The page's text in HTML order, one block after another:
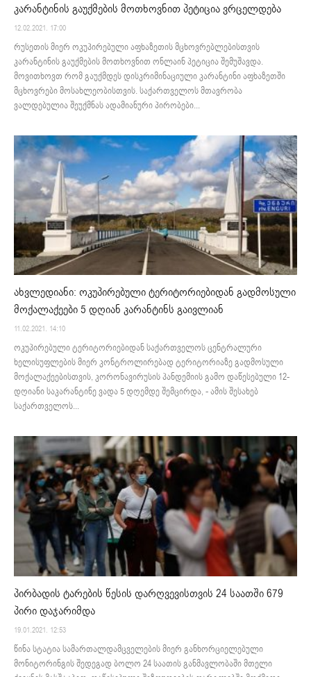
კარანტინის გაუქმების მოთხოვნით პეტიცია ვრცელდება
12.02.2021. 17:00
რუსეთის მიერ ოკუპირებული აფხაზეთის მცხოვრებლებისთვის
კარანტინის გაუქმების მოთხოვნით ონლაინ პეტიცია შემუშავდა.
მოვითხოვთ რომ გაუქმდეს დისკრიმინაციული კარანტინი აფხაზეთში
მცხოვრები მოსახლეობისთვის. საქართველოს მთავრობა
ვალდებულია შეუქმნას ადამიანური პირობები...
ახვლედიანი: ოკუპირებული ტერიტორიებიდან გადმოსული
მოქალაქეები 5 დღიან კარანტინს გაივლიან
11.02.2021. 14:10
ოკუპირებული ტერიტორიებიდან საქართველოს ცენტრალური
ხელისუფლების მიერ კონტროლირებად ტერიტორიაზე გადმოსული
მოქალაქეებისთვის, კორონავირუსის პანდემიის გამო დაწესებული 12-
დღიანი საკარანტინე ვადა 5 დღემდე შემცირდა, - ამის შესახებ
საქართველოს...
პირბადის ტარების წესის დარღვევისთვის 24 საათში 679
პირი დაჯარიმდა
19.01.2021. 12:53
წინა სტატია სამართალდამცველების მიერ განხორციელებული
მონიტორინგის შედეგად ბოლო 24 საათის განმავლობაში მთელი